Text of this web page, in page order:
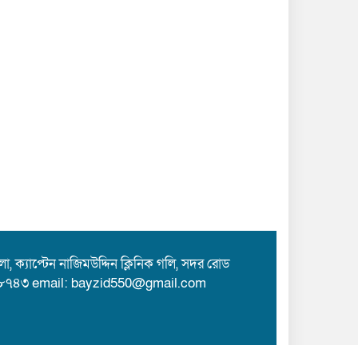
নাজিমউদ্দিন ক্লিনিক গলি, সদর রোড
email: bayzid550@gmail.com